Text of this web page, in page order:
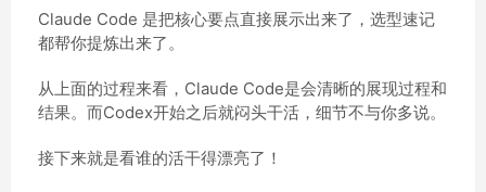
Claude Code 是把核心要点直接展示出来了，选型速记
都帮你提炼出来了。
从上面的过程来看，Claude Code是会清晰的展现过程和
结果。而Codex开始之后就闷头干活，细节不与你多说。
接下来就是看谁的活干得漂亮了！